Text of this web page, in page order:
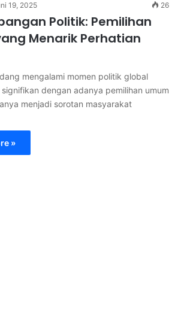
19, 2025 26
Politik: Pemilihan
Menarik Perhatian
mengalami momen politik global
dengan adanya pemilihan umum
menjadi sorotan masyarakat
»